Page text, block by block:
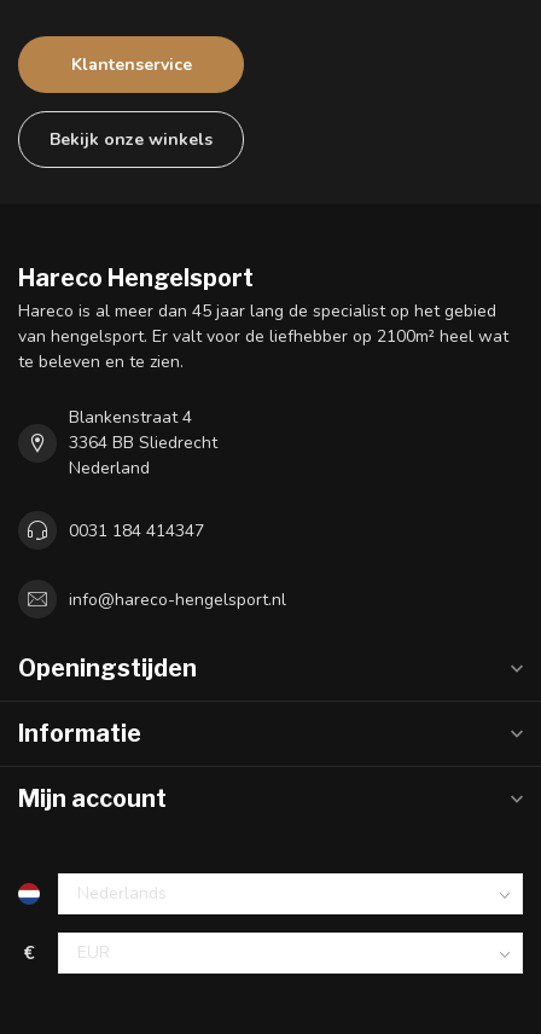
Klantenservice
Bekijk onze winkels
Hareco Hengelsport
Hareco is al meer dan 45 jaar lang de specialist op het gebied
van hengelsport. Er valt voor de liefhebber op 2100m² heel wat
te beleven en te zien.
Blankenstraat 4
3364 BB Sliedrecht
Nederland
0031 184 414347
info@hareco-hengelsport.nl
Openingstijden
Informatie
Mijn account
€